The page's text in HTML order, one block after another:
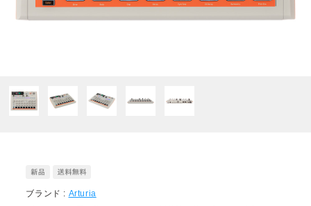
ブランド : Arturia